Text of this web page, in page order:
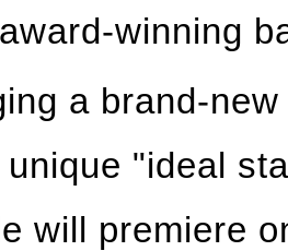
winning
a brand-
"ideal
will premiere